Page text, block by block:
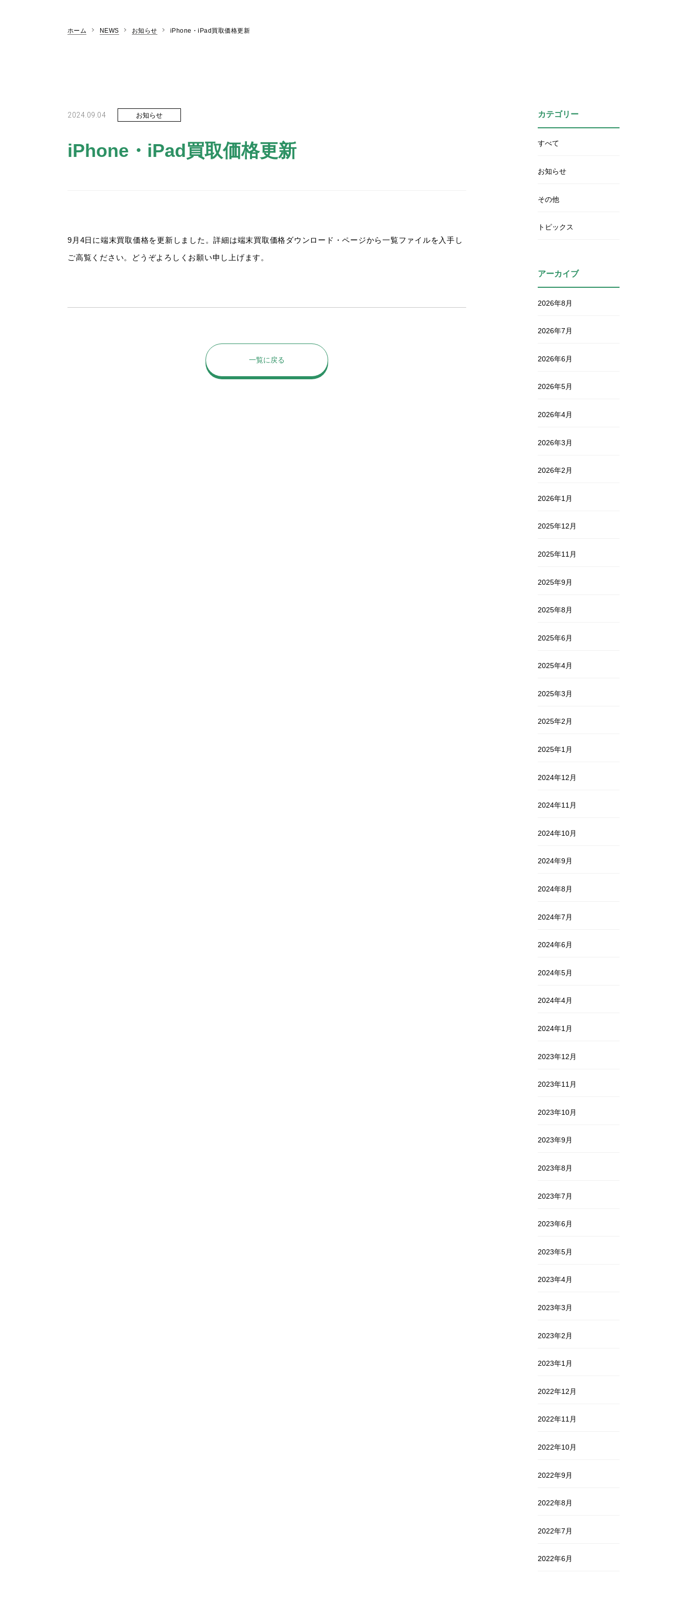
ホーム NEWS お知らせ iPhone・iPad買取価格更新
2024.09.04 お知らせ
iPhone・iPad買取価格更新
9月4日に端末買取価格を更新しました。詳細は端末買取価格ダウンロード・ページから一覧ファイルを入手し
ご高覧ください。どうぞよろしくお願い申し上げます。
一覧に戻る
カテゴリー
すべて
お知らせ
その他
トピックス
アーカイブ
2026年8月
2026年7月
2026年6月
2026年5月
2026年4月
2026年3月
2026年2月
2026年1月
2025年12月
2025年11月
2025年9月
2025年8月
2025年6月
2025年4月
2025年3月
2025年2月
2025年1月
2024年12月
2024年11月
2024年10月
2024年9月
2024年8月
2024年7月
2024年6月
2024年5月
2024年4月
2024年1月
2023年12月
2023年11月
2023年10月
2023年9月
2023年8月
2023年7月
2023年6月
2023年5月
2023年4月
2023年3月
2023年2月
2023年1月
2022年12月
2022年11月
2022年10月
2022年9月
2022年8月
2022年7月
2022年6月